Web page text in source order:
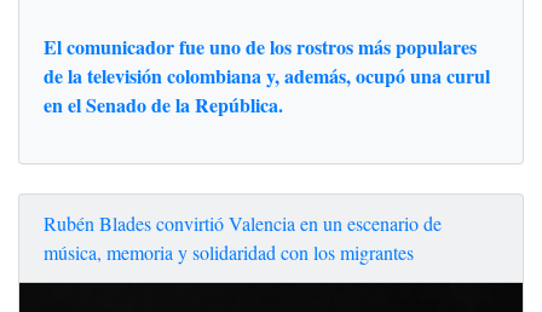
El comunicador fue uno de los rostros más populares
de la televisión colombiana y, además, ocupó una curul
en el Senado de la República.
Rubén Blades convirtió Valencia en un escenario de
música, memoria y solidaridad con los migrantes